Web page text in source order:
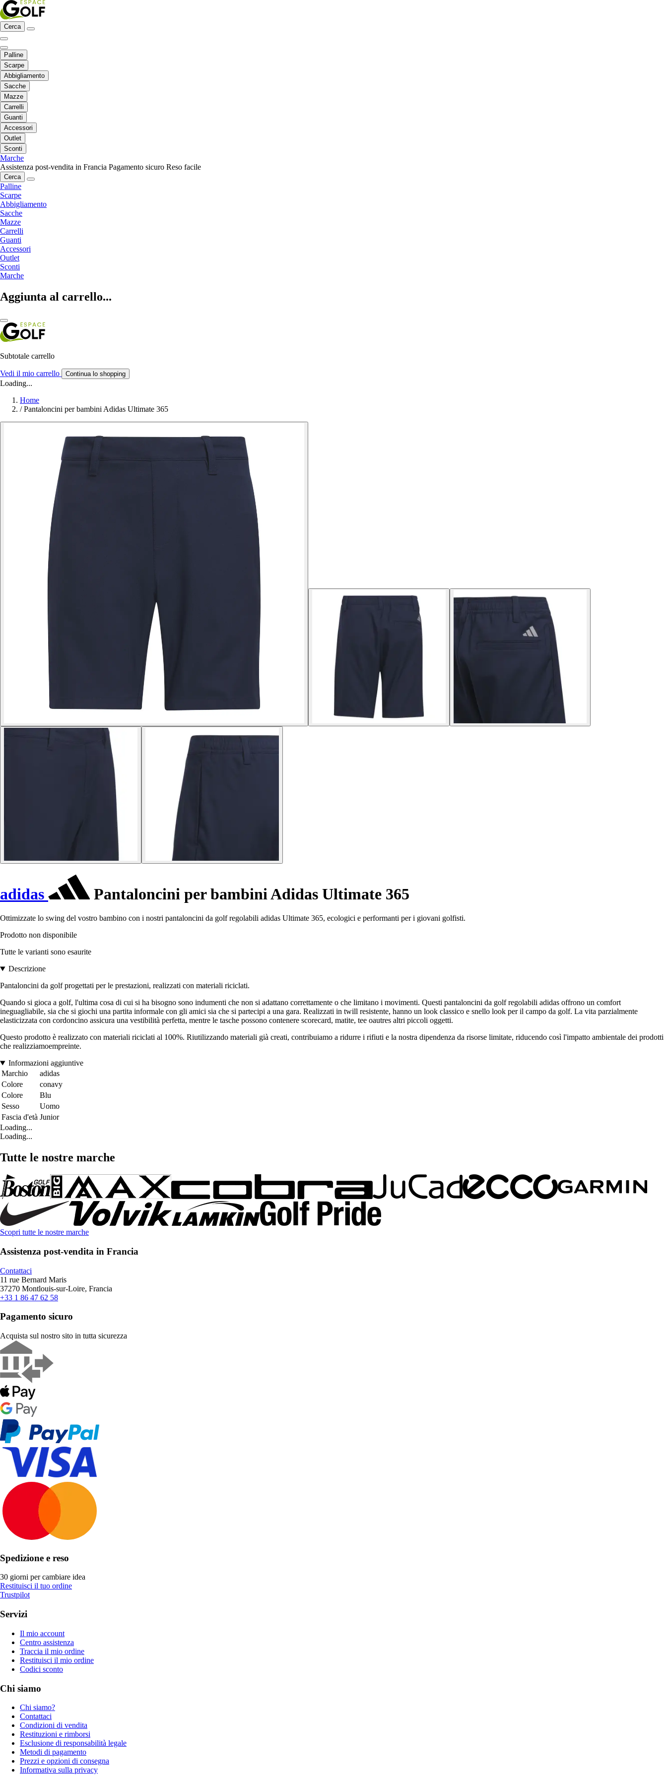
Cerca
Palline
Scarpe
Abbigliamento
Sacche
Mazze
Carrelli
Guanti
Accessori
Outlet
Sconti
Marche
Assistenza post-vendita in Francia Pagamento sicuro Reso facile
Cerca
Palline
Scarpe
Abbigliamento
Sacche
Mazze
Carrelli
Guanti
Accessori
Outlet
Sconti
Marche
Aggiunta al carrello...
Subtotale carrello
Vedi il mio carrello Continua lo shopping
Loading...
Home
/ Pantaloncini per bambini Adidas Ultimate 365
adidas Pantaloncini per bambini Adidas Ultimate 365
Ottimizzate lo swing del vostro bambino con i nostri pantaloncini da golf regolabili adidas Ultimate 365, ecologici e performanti per i giovani golfisti.
Prodotto non disponibile
Tutte le varianti sono esaurite
Descrizione
Pantaloncini da golf progettati per le prestazioni, realizzati con materiali riciclati.
Quando si gioca a golf, l'ultima cosa di cui si ha bisogno sono indumenti che non si adattano correttamente o che limitano i movimenti. Questi pantaloncini da golf regolabili adidas offrono un comfort
ineguagliabile, sia che si giochi una partita informale con gli amici sia che si partecipi a una gara. Realizzati in twill resistente, hanno un look classico e snello look per il campo da golf. La vita parzialmente
elasticizzata con cordoncino assicura una vestibilità perfetta, mentre le tasche possono contenere scorecard, matite, tee oautres altri piccoli oggetti.
Questo prodotto è realizzato con materiali riciclati al 100%. Riutilizzando materiali già creati, contribuiamo a ridurre i rifiuti e la nostra dipendenza da risorse limitate, riducendo così l'impatto ambientale dei prodotti
che realizziamoempreinte.
Informazioni aggiuntive
Marchio
adidas
Colore
conavy
Colore
Blu
Sesso
Uomo
Fascia d'età Junior
Loading...
Loading...
Tutte le nostre marche
Scopri tutte le nostre marche
Assistenza post-vendita in Francia
Contattaci
11 rue Bernard Maris
37270 Montlouis-sur-Loire, Francia
+33 1 86 47 62 58
Pagamento sicuro
Acquista sul nostro sito in tutta sicurezza
Spedizione e reso
30 giorni per cambiare idea
Restituisci il tuo ordine
Trustpilot
Servizi
Il mio account
Centro assistenza
Traccia il mio ordine
Restituisci il mio ordine
Codici sconto
Chi siamo
Chi siamo?
Contattaci
Condizioni di vendita
Restituzioni e rimborsi
Esclusione di responsabilità legale
Metodi di pagamento
Prezzi e opzioni di consegna
Informativa sulla privacy